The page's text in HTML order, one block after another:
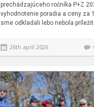
prechádzajúceho ročníka P+Z
vyhodnotenie poradia a ceny za
sme odkladali lebo nebola
26th apríl 2026